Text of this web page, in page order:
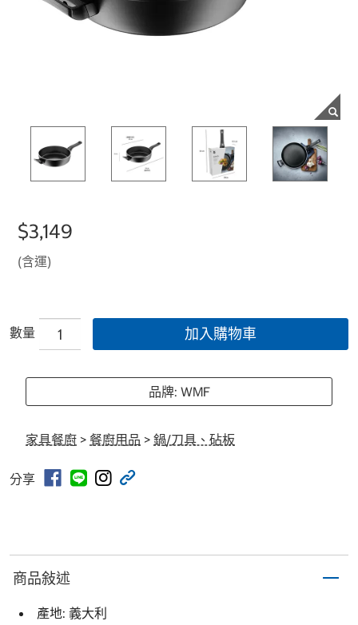
$3,149
(含運)
數量 加入購物車
品牌: WMF
家具餐廚 > 餐廚用品 > 鍋/刀具、砧板
分享
商品敍述
產地: 義大利